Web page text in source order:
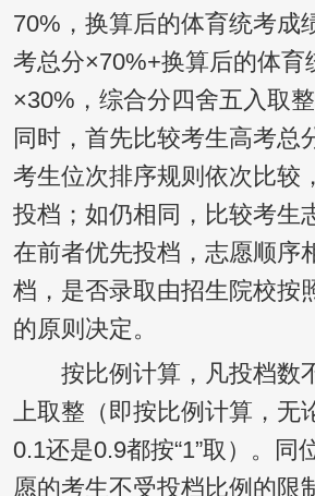
70%，换算后的体育统考成
考总分×70%+换算后的体育
×30%，综合分四舍五入取
同时，首先比较考生高考总
考生位次排序规则依次比较
投档；如仍相同，比较考生
在前者优先投档，志愿顺序
档，是否录取由招生院校按
的原则决定。
按比例计算，凡投档数
上取整（即按比例计算，无
0.1还是0.9都按“1”取）。同
愿的考生不受投档比例的限